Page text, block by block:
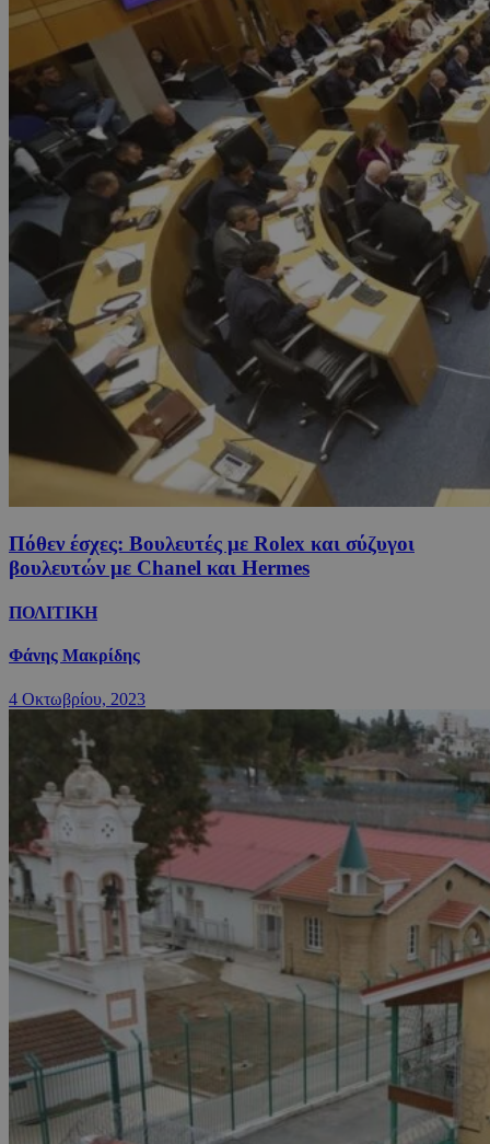
Πόθεν έσχες: Βουλευτές με Rolex και σύζυγοι
βουλευτών με Chanel και Hermes
ΠΟΛΙΤΙΚΗ
Φάνης Μακρίδης
4 Οκτωβρίου, 2023